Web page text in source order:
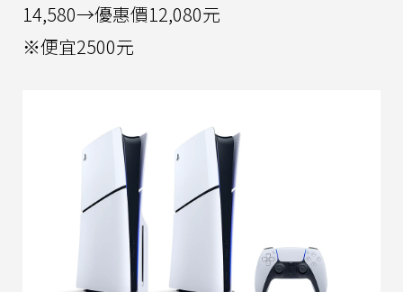
14,580→優惠價12,080元
※便宜2500元